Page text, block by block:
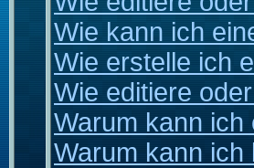
Wie kann ich
Wie erstelle ich
Wie editiere
Warum kann ich
Warum kann ich